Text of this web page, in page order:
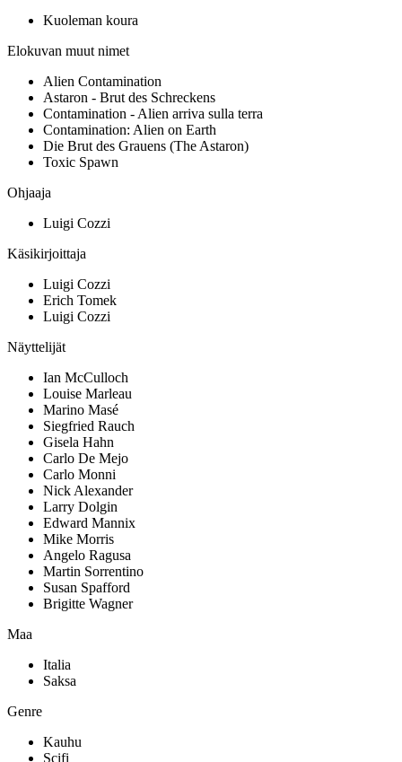
Kuoleman koura
Elokuvan muut nimet
Alien Contamination
Astaron - Brut des Schreckens
Contamination - Alien arriva sulla terra
Contamination: Alien on Earth
Die Brut des Grauens (The Astaron)
Toxic Spawn
Ohjaaja
Luigi Cozzi
Käsikirjoittaja
Luigi Cozzi
Erich Tomek
Luigi Cozzi
Näyttelijät
Ian McCulloch
Louise Marleau
Marino Masé
Siegfried Rauch
Gisela Hahn
Carlo De Mejo
Carlo Monni
Nick Alexander
Larry Dolgin
Edward Mannix
Mike Morris
Angelo Ragusa
Martin Sorrentino
Susan Spafford
Brigitte Wagner
Maa
Italia
Saksa
Genre
Kauhu
Scifi